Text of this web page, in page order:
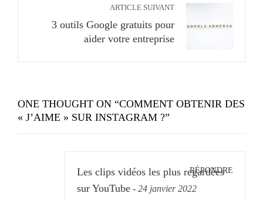
ARTICLE SUIVANT
3 outils Google gratuits pour
aider votre entreprise
ONE THOUGHT ON “COMMENT OBTENIR DES
« J’AIME » SUR INSTAGRAM ?”
Les clips vidéos les plus regardées
sur YouTube - 24 janvier 2022
RÉPONDRE